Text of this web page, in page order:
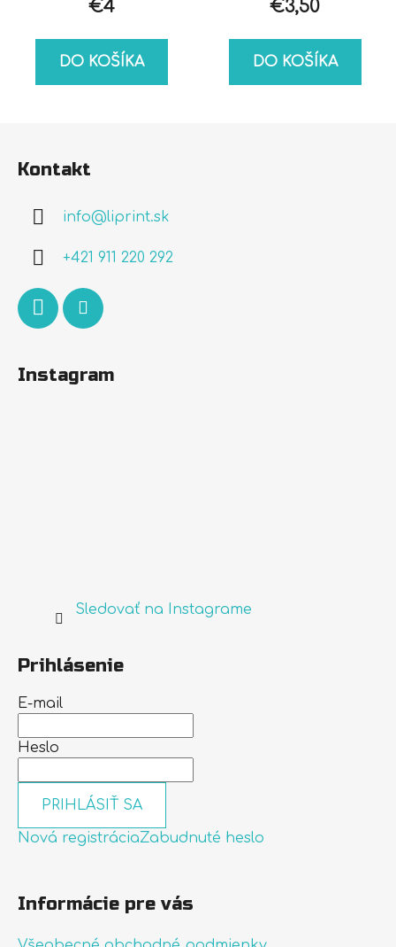
€4
DO KOŠÍKA
€3,50
DO KOŠÍKA
Kontakt
info@liprint.sk
+421 911 220 292
Instagram
Sledovať na Instagrame
Prihlásenie
E-mail
Heslo
PRIHLÁSIŤ SA
Nová registráciaZabudnuté heslo
Informácie pre vás